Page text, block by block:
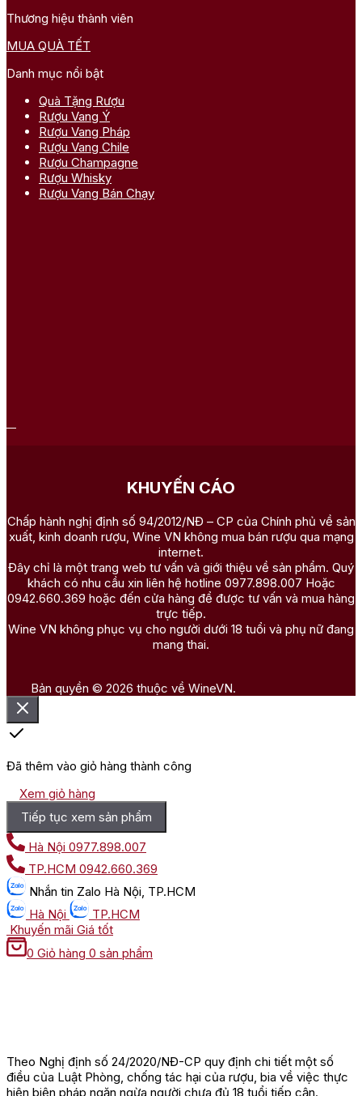
Thương hiệu thành viên
MUA QUÀ TẾT
Danh mục nổi bật
Quà Tặng Rượu
Rượu Vang Ý
Rượu Vang Pháp
Rượu Vang Chile
Rượu Champagne
Rượu Whisky
Rượu Vang Bán Chạy
KHUYẾN CÁO
Chấp hành nghị định số 94/2012/NĐ – CP của Chính phủ về sản
xuất, kinh doanh rượu, Wine VN không mua bán rượu qua mạng
internet.
Đây chỉ là một trang web tư vấn và giới thiệu về sản phẩm. Quý
khách có nhu cầu xin liên hệ hotline 0977.898.007 Hoặc
0942.660.369 hoặc đến cửa hàng để được tư vấn và mua hàng
trực tiếp.
Wine VN không phục vụ cho người dưới 18 tuổi và phụ nữ đang
mang thai.
Bản quyền © 2026 thuộc về WineVN.
Đã thêm vào giỏ hàng thành công
Xem giỏ hàng
Tiếp tục xem sản phẩm
Hà Nội 0977.898.007
TP.HCM 0942.660.369
Nhắn tin Zalo Hà Nội, TP.HCM
Hà Nội
TP.HCM
Khuyến mãi Giá tốt
0 Giỏ hàng 0 sản phẩm
Theo Nghị định số 24/2020/NĐ-CP quy định chi tiết một số
điều của Luật Phòng, chống tác hại của rượu, bia về việc thực
hiện biện pháp ngăn ngừa người chưa đủ 18 tuổi tiếp cận.